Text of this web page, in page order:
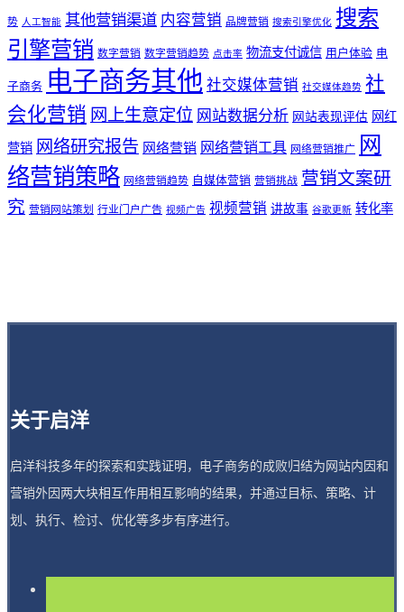
势 人工智能 其他营销渠道 内容营销 品牌营销 搜索引擎优化 搜索
引擎营销 数字营销 数字营销趋势 点击率 物流支付诚信 用户体验 电
子商务 电子商务其他社交媒体营销 社交媒体趋势 社
会化营销 网上生意定位 网站数据分析 网站表现评估 网红
营销 网络研究报告 网络营销 网络营销工具 网络营销推广 网
络营销策略 网络营销趋势 自媒体营销 营销挑战 营销文案研
究 营销网站策划 行业门户广告 视频广告 视频营销 讲故事 谷歌更新 转化率
关于启洋
启洋科技多年的探索和实践证明，电子商务的成败归结为网站内因和
营销外因两大块相互作用相互影响的结果，并通过目标、策略、计
划、执行、检讨、优化等多步有序进行。